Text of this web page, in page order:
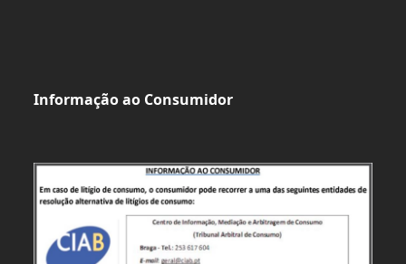
Informação ao Consumidor